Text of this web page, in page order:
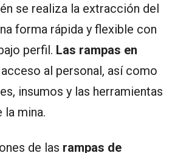
se realiza la extracción del
forma rápida y flexible con
perfil. Las rampas en
acceso al personal, así como
insumos y las herramientas
la mina.
de las rampas de